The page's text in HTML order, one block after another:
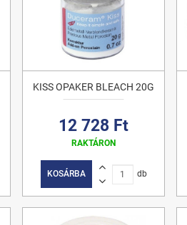
KISS OPAKER BLEACH 20G
12 728 Ft
RAKTÁRON
KOSÁRBA db